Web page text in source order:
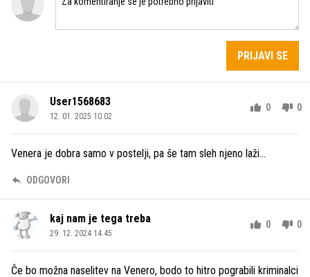
PRIJAVI SE
User1568683
12. 01. 2025 10.02
0 0
Venera je dobra samo v postelji, pa še tam sleh njeno laži...
ODGOVORI
kaj nam je tega treba
29. 12. 2024 14.45
0 0
Če bo možna naselitev na Venero, bodo to hitro pograbili kriminalci